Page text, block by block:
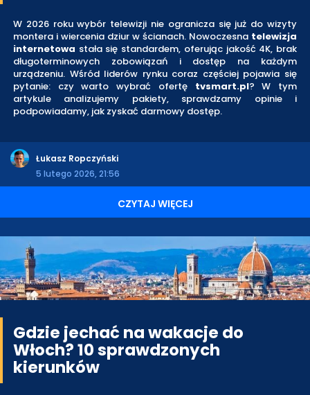
W 2026 roku wybór telewizji nie ogranicza się już do wizyty
montera i wiercenia dziur w ścianach. Nowoczesna telewizja
internetowa stała się standardem, oferując jakość 4K, brak
długoterminowych zobowiązań i dostęp na każdym
urządzeniu. Wśród liderów rynku coraz częściej pojawia się
pytanie: czy warto wybrać ofertę tvsmart.pl? W tym
artykule analizujemy pakiety, sprawdzamy opinie i
podpowiadamy, jak zyskać darmowy dostęp.
Łukasz Ropczyński
5 lutego 2026, 21:56
CZYTAJ WIĘCEJ
Gdzie jechać na wakacje do
Włoch? 10 sprawdzonych
kierunków